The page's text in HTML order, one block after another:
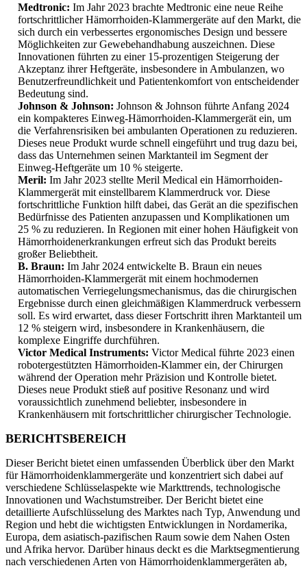
Medtronic: Im Jahr 2023 brachte Medtronic eine neue Reihe
fortschrittlicher Hämorrhoiden-Klammergeräte auf den Markt, die
sich durch ein verbessertes ergonomisches Design und bessere
Möglichkeiten zur Gewebehandhabung auszeichnen. Diese
Innovationen führten zu einer 15-prozentigen Steigerung der
Akzeptanz ihrer Heftgeräte, insbesondere in Ambulanzen, wo
Benutzerfreundlichkeit und Patientenkomfort von entscheidender
Bedeutung sind.
Johnson & Johnson: Johnson & Johnson führte Anfang 2024
ein kompakteres Einweg-Hämorrhoiden-Klammergerät ein, um
die Verfahrensrisiken bei ambulanten Operationen zu reduzieren.
Dieses neue Produkt wurde schnell eingeführt und trug dazu bei,
dass das Unternehmen seinen Marktanteil im Segment der
Einweg-Heftgeräte um 10 % steigerte.
Meril: Im Jahr 2023 stellte Meril Medical ein Hämorrhoiden-
Klammergerät mit einstellbarem Klammerdruck vor. Diese
fortschrittliche Funktion hilft dabei, das Gerät an die spezifischen
Bedürfnisse des Patienten anzupassen und Komplikationen um
25 % zu reduzieren. In Regionen mit einer hohen Häufigkeit von
Hämorrhoidenerkrankungen erfreut sich das Produkt bereits
großer Beliebtheit.
B. Braun: Im Jahr 2024 entwickelte B. Braun ein neues
Hämorrhoiden-Klammergerät mit einem hochmodernen
automatischen Verriegelungsmechanismus, das die chirurgischen
Ergebnisse durch einen gleichmäßigen Klammerdruck verbessern
soll. Es wird erwartet, dass dieser Fortschritt ihren Marktanteil um
12 % steigern wird, insbesondere in Krankenhäusern, die
komplexe Eingriffe durchführen.
Victor Medical Instruments: Victor Medical führte 2023 einen
robotergestützten Hämorrhoiden-Klammer ein, der Chirurgen
während der Operation mehr Präzision und Kontrolle bietet.
Dieses neue Produkt stieß auf positive Resonanz und wird
voraussichtlich zunehmend beliebter, insbesondere in
Krankenhäusern mit fortschrittlicher chirurgischer Technologie.
BERICHTSBEREICH
Dieser Bericht bietet einen umfassenden Überblick über den Markt
für Hämorrhoidenklammergeräte und konzentriert sich dabei auf
verschiedene Schlüsselaspekte wie Markttrends, technologische
Innovationen und Wachstumstreiber. Der Bericht bietet eine
detaillierte Aufschlüsselung des Marktes nach Typ, Anwendung und
Region und hebt die wichtigsten Entwicklungen in Nordamerika,
Europa, dem asiatisch-pazifischen Raum sowie dem Nahen Osten
und Afrika hervor. Darüber hinaus deckt es die Marktsegmentierung
nach verschiedenen Arten von Hämorrhoidenklammergeräten ab,